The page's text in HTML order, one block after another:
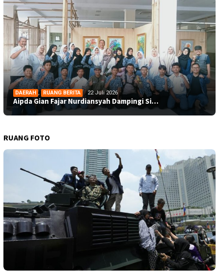
DAERAH , RUANG BERITA 22 Juli 2026
Aipda Gian Fajar Nurdiansyah Dampingi Si…
RUANG FOTO